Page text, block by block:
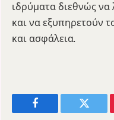
ιδρύματα διεθνώς να
και να εξυπηρετούν
και ασφάλεια.
Facebook Twitter